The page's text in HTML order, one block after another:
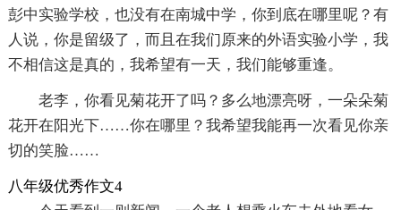
彭中实验学校，也没有在南城中学，你到底在哪里呢？有
人说，你是留级了，而且在我们原来的外语实验小学，我
不相信这是真的，我希望有一天，我们能够重逢。
老李，你看见菊花开了吗？多么地漂亮呀，一朵朵菊
花开在阳光下……你在哪里？我希望我能再一次看见你亲
切的笑脸……
八年级优秀作文4